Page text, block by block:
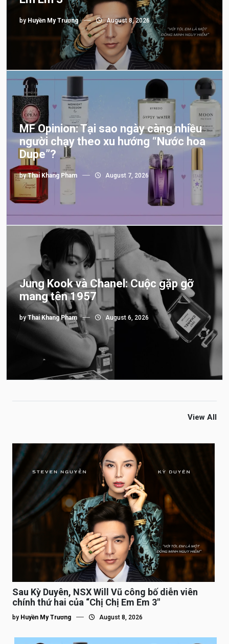
by Huyền My Trương August 8, 2026
MF Opinion: Tại sao ngày càng nhiều
người chạy theo xu hướng “Nước hoa
Dupe”?
byThai Khang Pham August 7, 2026
Jung Kook và Chanel: Cuộc gặp gỡ
mang tên 1957
byThai Khang Pham August 6, 2026
View All
Sau Kỳ Duyên, NSX Will Vũ công bố diễn viên
chính thứ hai của “Chị Chị Em Em 3″
by Huyền My Trương August 8, 2026